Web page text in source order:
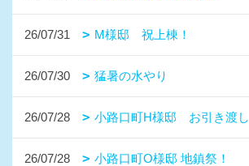
26/07/31 M様邸 祝上棟！
26/07/30 猛暑の水やり
26/07/28 小路口町H様邸 お引き渡し
26/07/28 小路口町O様邸 地鎮祭！